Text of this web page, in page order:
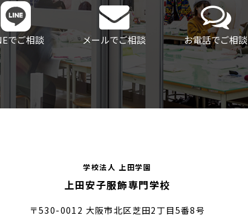
でご相談 メールでご相談 お電話でご相談
学校法人 上田学園
上田安子服飾専門学校
〒530-0012 大阪市北区芝田2丁目5番8号